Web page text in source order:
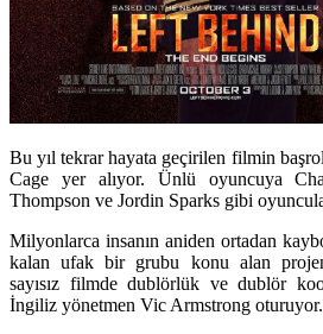
Bu yıl tekrar hayata geçirilen filmin
Cage yer alıyor. Ünlü oyuncuya
Thompson ve Jordin Sparks gibi
Milyonlarca insanın aniden ortadan
kalan ufak bir grubu konu alan
sayısız filmde dublörlük ve dublör
İngiliz yönetmen Vic Armstrong oturuyor.